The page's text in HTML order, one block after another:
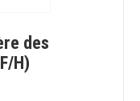
des
H)